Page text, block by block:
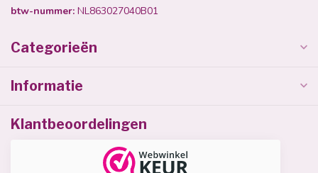
btw-nummer: NL863027040B01
Categorieën
Informatie
Klantbeoordelingen